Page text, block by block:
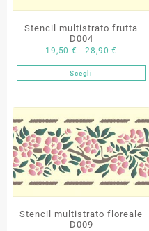
Stencil multistrato frutta
D004
19,50€ - 28,90€
di
prezzo:
19,50 €
a
28,90 €
ScegliQuesto
ha
più
varianti.
Le
opzioni
possono
scelte
nella
Stencil multistrato floreale
D009